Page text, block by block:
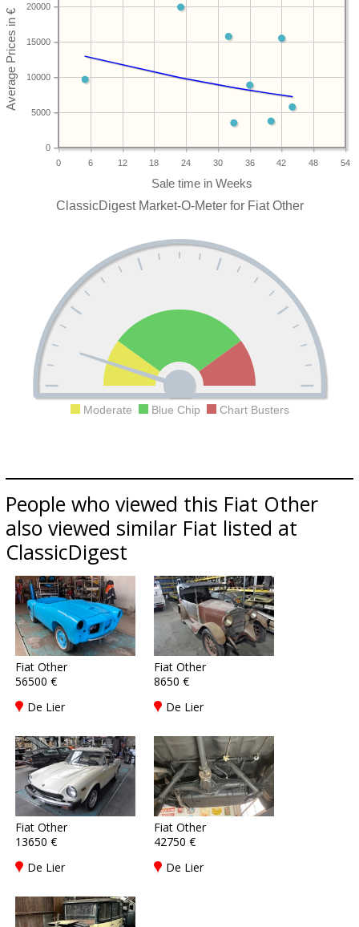
0 6 12 18 24 30 36 42 48 54
0
5000
10000
15000
20000
ClassicDigest Market-O-Meter for Fiat Other
Moderate Blue Chip Chart Busters
People who viewed this Fiat Other
also viewed similar Fiat listed at
ClassicDigest
Fiat Other
56500 €
De Lier
Fiat Other
8650 €
De Lier
Fiat Other
13650 €
De Lier
Fiat Other
42750 €
De Lier